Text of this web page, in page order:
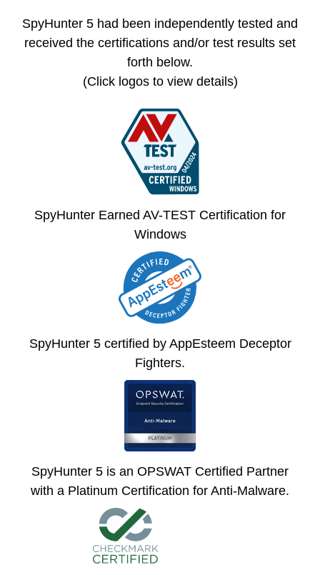
SpyHunter 5 had been independently tested and
received the certifications and/or test results set
forth below.
(Click logos to view details)
SpyHunter Earned AV-TEST Certification for
Windows
SpyHunter 5 certified by AppEsteem Deceptor
Fighters.
SpyHunter 5 is an OPSWAT Certified Partner
with a Platinum Certification for Anti-Malware.